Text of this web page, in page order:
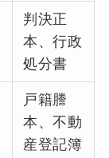
判決正
本、行政
処分書
戸籍謄
本、不動
産登記簿